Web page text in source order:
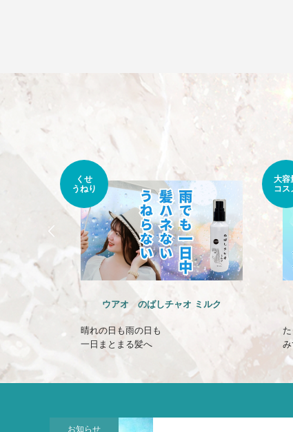
くせ
うねり
ウアオ のばしチャオ ミルク
晴れの日も雨の日も
一日まとまる髪へ
大容
コス
お知らせ